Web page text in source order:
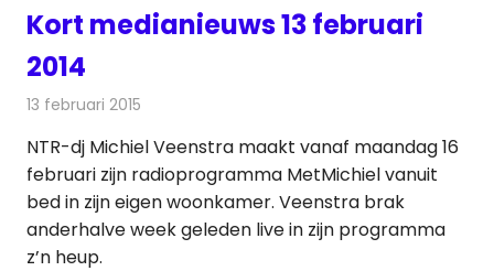
Kort medianieuws 13 februari
2014
13 februari 2015
NTR-dj Michiel Veenstra maakt vanaf maandag 16
februari zijn radioprogramma MetMichiel vanuit
bed in zijn eigen woonkamer. Veenstra brak
anderhalve week geleden live in zijn programma
z’n heup.